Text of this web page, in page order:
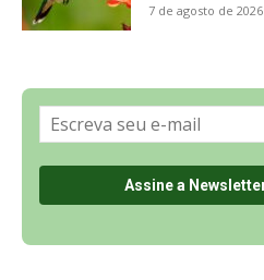
7 de agosto de 2026